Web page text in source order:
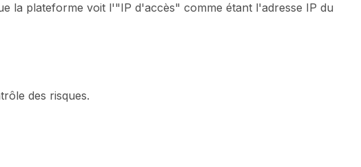
la plateforme voit l'"IP d'accès" comme étant l'adresse IP du
des risques.